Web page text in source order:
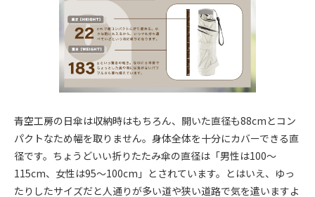
青空工房の日傘は収納時はもちろん、開いた直径も88cmとコン
パクトなため幅を取りません。身体全体を十分にカバーできる直
径です。ちょうどいい折りたたみ傘の直径は「男性は100～
115cm、女性は95～100cm」とされています。とはいえ、ゆっ
たりしたサイズだと人通りが多い道や狭い道路で気を遣いますよ